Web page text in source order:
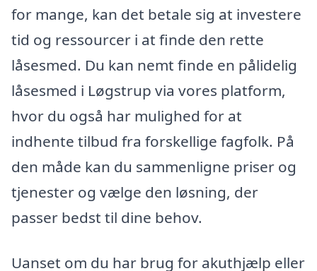
for mange, kan det betale sig at investere
tid og ressourcer i at finde den rette
låsesmed. Du kan nemt finde en pålidelig
låsesmed i Løgstrup via vores platform,
hvor du også har mulighed for at
indhente tilbud fra forskellige fagfolk. På
den måde kan du sammenligne priser og
tjenester og vælge den løsning, der
passer bedst til dine behov.
Uanset om du har brug for akuthjælp eller